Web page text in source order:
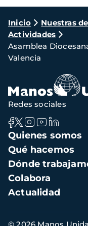
Ruta
de
navegación
Inicio Nuestras
Actividades
Asamblea
Valencia
Navegación
principal
Quienes somos
Qué hacemos
Dónde
Colabora
Actualidad
Redes sociales
Información